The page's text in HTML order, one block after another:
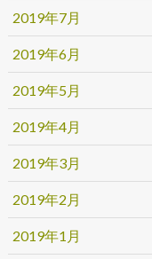
2019年7月
2019年6月
2019年5月
2019年4月
2019年3月
2019年2月
2019年1月